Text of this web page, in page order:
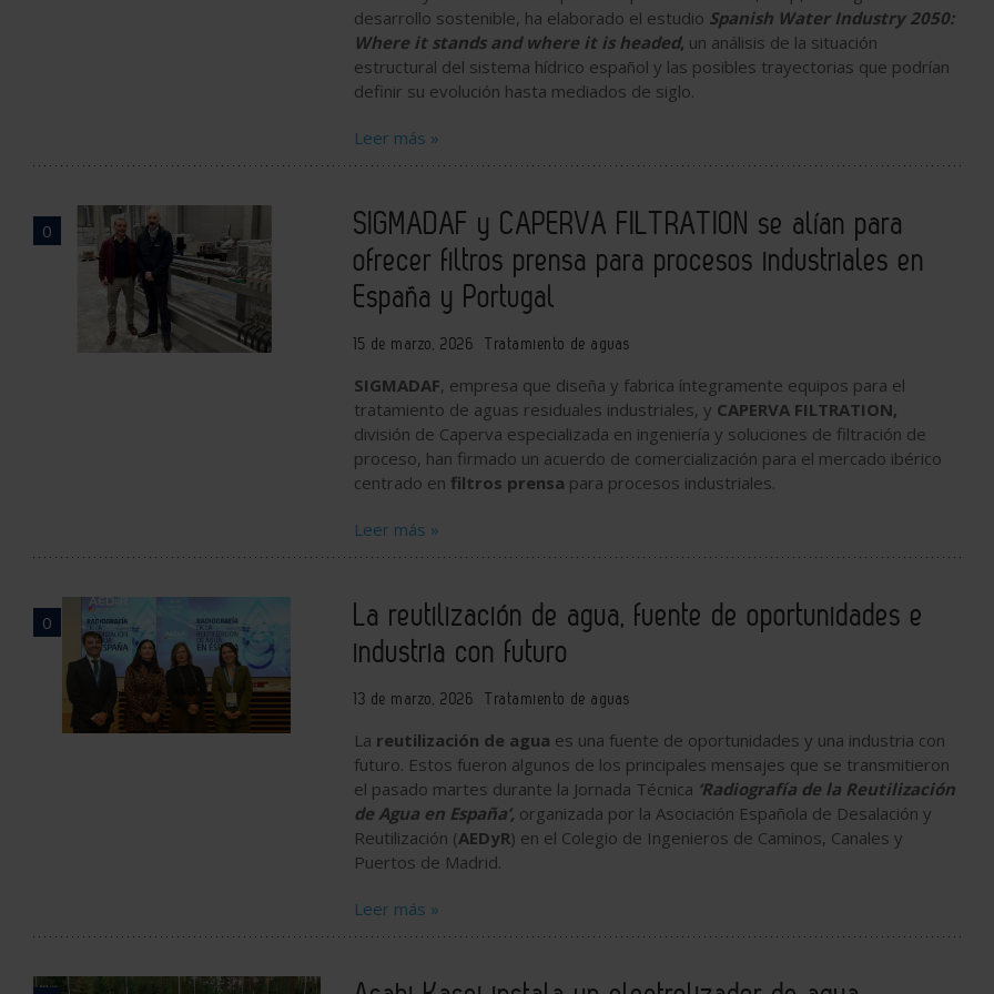
desarrollo sostenible, ha elaborado el estudio Spanish Water Industry 2050:
Where it stands and where it is headed, un análisis de la situación
estructural del sistema hídrico español y las posibles trayectorias que podrían
definir su evolución hasta mediados de siglo.
Leer más »
0
SIGMADAF y CAPERVA FILTRATION se alían para
ofrecer filtros prensa para procesos industriales en
España y Portugal
15 de marzo, 2026 Tratamiento de aguas
SIGMADAF, empresa que diseña y fabrica íntegramente equipos para el
tratamiento de aguas residuales industriales, y CAPERVA FILTRATION,
división de Caperva especializada en ingeniería y soluciones de filtración de
proceso, han firmado un acuerdo de comercialización para el mercado ibérico
centrado en filtros prensa para procesos industriales.
Leer más »
0
La reutilización de agua, fuente de oportunidades e
industria con futuro
13 de marzo, 2026 Tratamiento de aguas
La reutilización de agua es una fuente de oportunidades y una industria con
futuro. Estos fueron algunos de los principales mensajes que se transmitieron
el pasado martes durante la Jornada Técnica ‘Radiografía de la Reutilización
de Agua en España’, organizada por la Asociación Española de Desalación y
Reutilización (AEDyR) en el Colegio de Ingenieros de Caminos, Canales y
Puertos de Madrid.
Leer más »